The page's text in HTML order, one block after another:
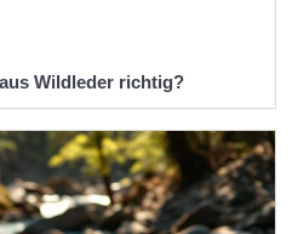
Wildleder richtig?